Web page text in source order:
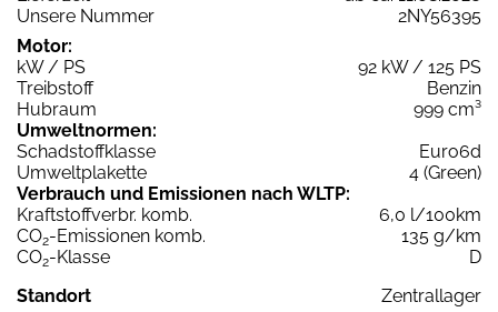
Unsere Nummer
2NY56395
Motor:
kW / PS
92 kW / 125 PS
Treibstoff
Benzin
Hubraum
999 cm³
Umweltnormen:
Schadstoffklasse
Euro6d
Umweltplakette
4 (Green)
Verbrauch und Emissionen nach WLTP:
Kraftstoffverbr. komb.
6,0 l/100km
CO2-Emissionen komb.
135 g/km
CO2-Klasse
D
Standort
Zentrallager